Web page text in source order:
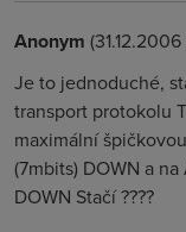
Anonym
Je to jednoduché,
transport protokolu
maximální
(7mbits) DOWN a
DOWN Stačí ????